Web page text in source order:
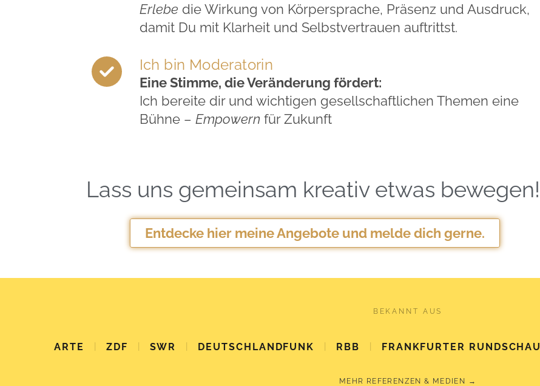
Erlebe die Wirkung von Körpersprache, Präsenz und Ausdruck,
damit Du mit Klarheit und Selbstvertrauen auftrittst.
Ich bin Moderatorin
Eine Stimme, die Veränderung fördert:
Ich bereite dir und wichtigen gesellschaftlichen Themen eine
Bühne – Empowern für Zukunft
Lass uns gemeinsam kreativ etwas bewegen!
Entdecke hier meine Angebote und melde dich gerne.
BEKANNT AUS
ARTE ZDF SWR DEUTSCHLANDFUNK RBB FRANKFURTER RUNDSCHAU
MEHR REFERENZEN & MEDIEN →